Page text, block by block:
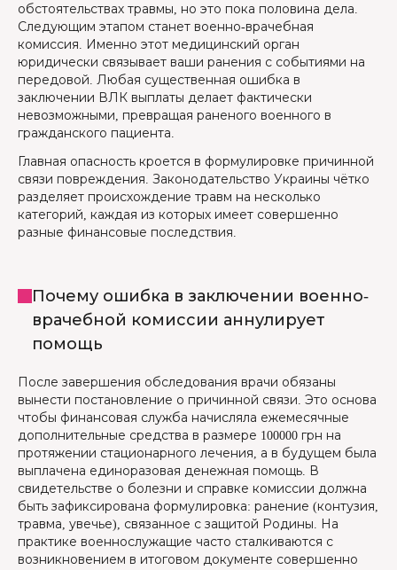
обстоятельствах травмы, но это пока половина дела.
Следующим этапом станет военно-врачебная
комиссия. Именно этот медицинский орган
юридически связывает ваши ранения с событиями на
передовой. Любая существенная ошибка в
заключении ВЛК выплаты делает фактически
невозможными, превращая раненого военного в
гражданского пациента.
Главная опасность кроется в формулировке причинной
связи повреждения. Законодательство Украины чётко
разделяет происхождение травм на несколько
категорий, каждая из которых имеет совершенно
разные финансовые последствия.
Почему ошибка в заключении военно-
врачебной комиссии аннулирует
помощь
После завершения обследования врачи обязаны
вынести постановление о причинной связи. Это основа
чтобы финансовая служба начисляла ежемесячные
дополнительные средства в размере 100000 грн на
протяжении стационарного лечения, а в будущем была
выплачена единоразовая денежная помощь. В
свидетельстве о болезни и справке комиссии должна
быть зафиксирована формулировка: ранение (контузия,
травма, увечье), связанное с защитой Родины. На
практике военнослужащие часто сталкиваются с
возникновением в итоговом документе совершенно